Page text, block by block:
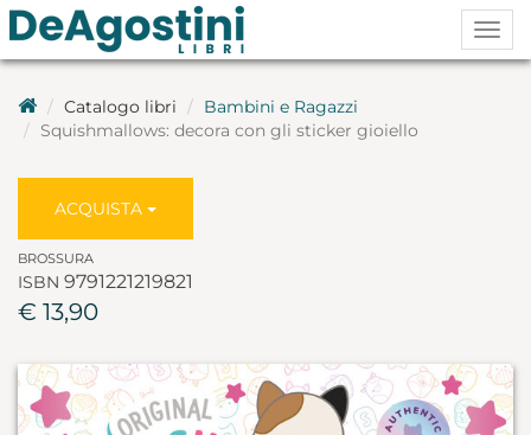
Catalogo libri
Bambini e Ragazzi
Squishmallows: decora con gli sticker gioiello
ACQUISTA
BROSSURA
ISBN 9791221219821
€ 13,90